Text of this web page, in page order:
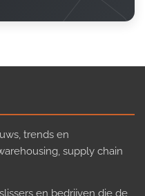
trends en
supply chain
en bedrijven die de